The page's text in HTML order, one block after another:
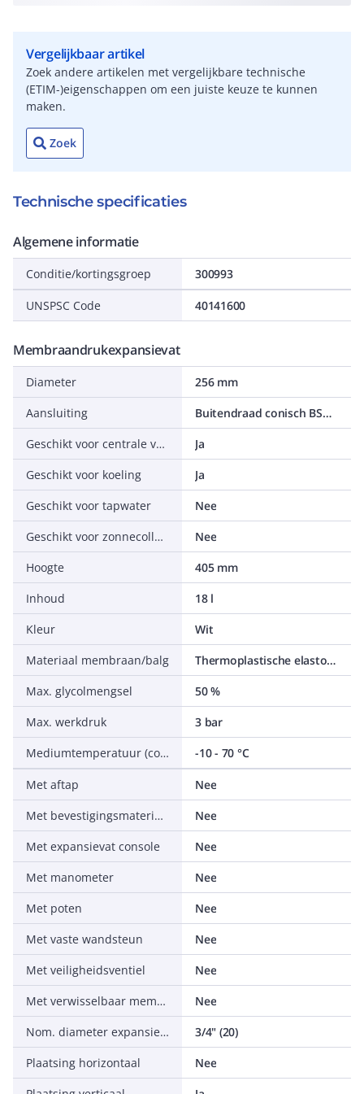
Vergelijkbaar artikel
Zoek andere artikelen met vergelijkbare technische
(ETIM-)eigenschappen om een juiste keuze te kunnen
maken.
Zoek
Technische specificaties
Algemene informatie
Conditie/kortingsgroep 300993
UNSPSC Code 40141600
Membraandrukexpansievat
Diameter
256 mm
Aansluiting
Buitendraad conisch BSPT-R (ISO 7-1 / EN 10226-1)
Geschikt voor centrale verwarming
Ja
Geschikt voor koeling
Ja
Geschikt voor tapwater
Nee
Geschikt voor zonnecollectorcircuit
Nee
Hoogte
405 mm
Inhoud
18 l
Kleur
Wit
Materiaal membraan/balg
Thermoplastische elastomeer op Olefinbasis (TPO)
Max. glycolmengsel
50 %
Max. werkdruk
3 bar
Mediumtemperatuur (continu)
-10 - 70 °C
Met aftap
Nee
Met bevestigingsmateriaal
Nee
Met expansievat console
Nee
Met manometer
Nee
Met poten
Nee
Met vaste wandsteun
Nee
Met veiligheidsventiel
Nee
Met verwisselbaar membraan
Nee
Nom. diameter expansie-aansluiting
3/4" (20)
Plaatsing horizontaal
Nee